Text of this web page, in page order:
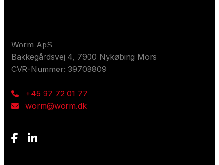
Worm ApS
Bakkegårdsvej 4, 7900 Nykøbing Mors
CVR-Nummer: 39708809
+45 97 72 01 77
worm@worm.dk